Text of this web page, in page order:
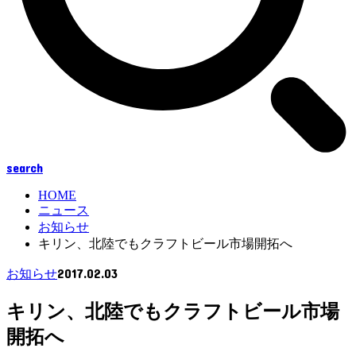
search
HOME
ニュース
お知らせ
キリン、北陸でもクラフトビール市場開拓へ
お知らせ2017.02.03
キリン、北陸でもクラフトビール市場
開拓へ